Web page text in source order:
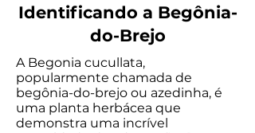
Identificando a Begônia-
do-Brejo
A Begonia cucullata,
popularmente chamada de
begônia-do-brejo ou azedinha, é
uma planta herbácea que
demonstra uma incrível